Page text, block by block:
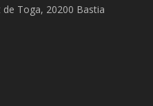
de Toga, 20200 Bastia